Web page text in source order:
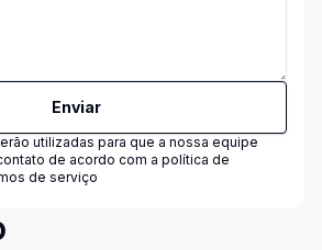
Enviar
utilizadas para que a nossa equipe
de acordo com a política de
de serviço